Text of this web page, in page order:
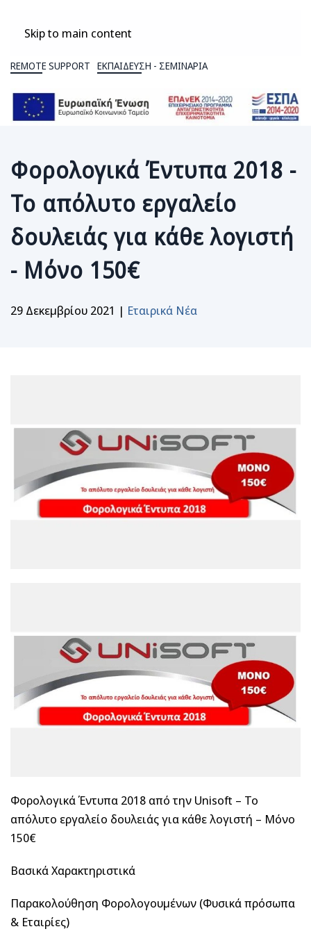
Skip to main content
REMOTE SUPPORT ΕΚΠΑΙΔΕΥΣΗ - ΣΕΜΙΝΑΡΙΑ
Φορολογικά Έντυπα 2018 -
Το απόλυτο εργαλείο
δουλειάς για κάθε λογιστή
- Μόνο 150€
29 Δεκεμβρίου 2021 | Εταιρικά Νέα
Φορολογικά Έντυπα 2018 από την Unisoft – Το
απόλυτο εργαλείο δουλειάς για κάθε λογιστή – Μόνο
150€
Βασικά Χαρακτηριστικά
Παρακολούθηση Φορολογουμένων (Φυσικά πρόσωπα
& Εταιρίες)